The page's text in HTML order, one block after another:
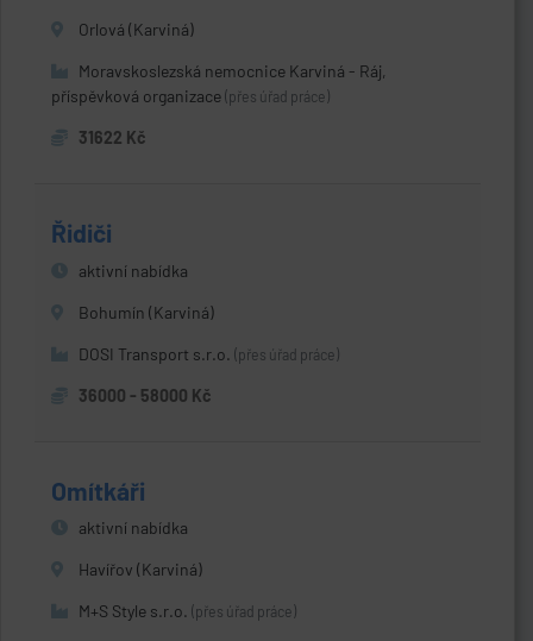
Orlová (Karviná)
Moravskoslezská nemocnice Karviná - Ráj,
příspěvková organizace (přes úřad práce)
31622 Kč
Řidiči
aktivní nabídka
Bohumín (Karviná)
DOSI Transport s.r.o. (přes úřad práce)
36000 - 58000 Kč
Omítkáři
aktivní nabídka
Havířov (Karviná)
M+S Style s.r.o. (přes úřad práce)